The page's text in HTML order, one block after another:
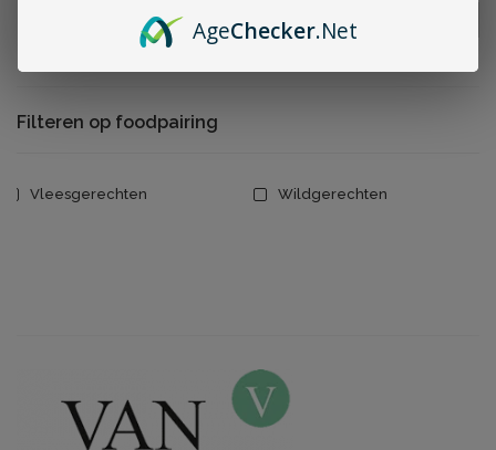
Filteren op foodpairing
Vleesgerechten Wildgerechten
AgeChecker.Net